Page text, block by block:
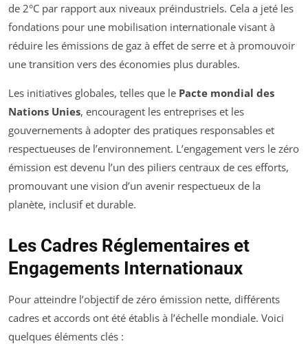
de 2°C par rapport aux niveaux préindustriels. Cela a jeté les
fondations pour une mobilisation internationale visant à
réduire les émissions de gaz à effet de serre et à promouvoir
une transition vers des économies plus durables.
Les initiatives globales, telles que le Pacte mondial des
Nations Unies, encouragent les entreprises et les
gouvernements à adopter des pratiques responsables et
respectueuses de l’environnement. L’engagement vers le zéro
émission est devenu l’un des piliers centraux de ces efforts,
promouvant une vision d’un avenir respectueux de la
planète, inclusif et durable.
Les Cadres Réglementaires et
Engagements Internationaux
Pour atteindre l’objectif de zéro émission nette, différents
cadres et accords ont été établis à l’échelle mondiale. Voici
quelques éléments clés :